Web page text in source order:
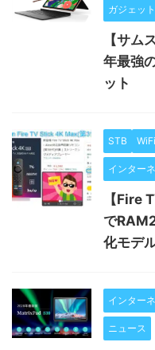
ガジェッ
【サ
年最強
ット
STB
インター
【Fire
で
化モデ
インター
ニュース